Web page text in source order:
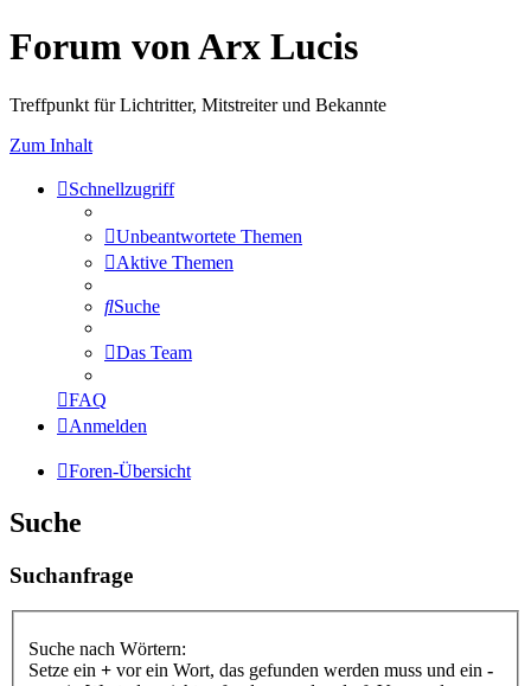
Forum von Arx Lucis
Treffpunkt für Lichtritter, Mitstreiter und Bekannte
Zum Inhalt
Schnellzugriff
Unbeantwortete Themen
Aktive Themen
Suche
Das Team
FAQ
Anmelden
Foren-Übersicht
Suche
Suchanfrage
Suche nach Wörtern:
Setze ein + vor ein Wort, das gefunden werden muss und ein -